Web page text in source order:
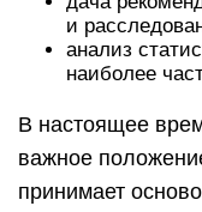
и
анализ
наиболее
В настоящее
важное
принимает